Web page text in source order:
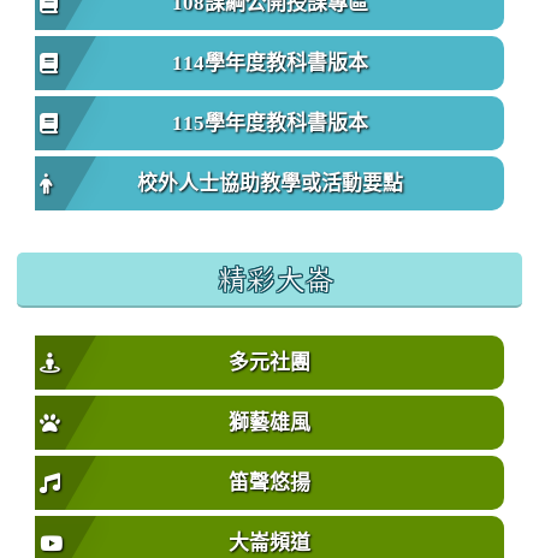
114學年度教科書版本
115學年度教科書版本
校外人士協助教學或活動要點
精彩大崙
多元社團
獅藝雄風
笛聲悠揚
大崙頻道